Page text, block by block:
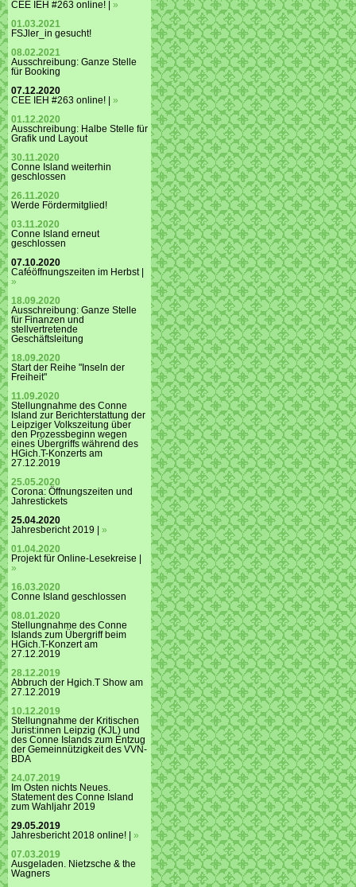
CEE IEH #263 online! | »
01.03.2021
FSJler_in gesucht!
08.02.2021
Ausschreibung: Ganze Stelle
für Booking
07.12.2020
CEE IEH #263 online! | »
01.12.2020
Ausschreibung: Halbe Stelle für
Grafik und Layout
30.11.2020
Conne Island weiterhin
geschlossen
26.11.2020
Werde Fördermitglied!
03.11.2020
Conne Island erneut
geschlossen
07.10.2020
Caféöffnungszeiten im Herbst |
»
18.09.2020
Ausschreibung: Ganze Stelle
für Finanzen und
stellvertretende
Geschäftsleitung
18.09.2020
Start der Reihe "Inseln der
Freiheit"
11.09.2020
Stellungnahme des Conne
Island zur Berichterstattung der
Leipziger Volkszeitung über
den Prozessbeginn wegen
eines Übergriffs während des
HGich.T-Konzerts am
27.12.2019
25.05.2020
Corona: Öffnungszeiten und
Jahrestickets
25.04.2020
Jahresbericht 2019 | »
01.04.2020
Projekt für Online-Lesekreise |
»
16.03.2020
Conne Island geschlossen
08.01.2020
Stellungnahme des Conne
Islands zum Übergriff beim
HGich.T-Konzert am
27.12.2019
28.12.2019
Abbruch der Hgich.T Show am
27.12.2019
10.12.2019
Stellungnahme der Kritischen
Jurist:innen Leipzig (KJL) und
des Conne Islands zum Entzug
der Gemeinnützigkeit des VVN-
BDA
24.07.2019
Im Osten nichts Neues.
Statement des Conne Island
zum Wahljahr 2019
29.05.2019
Jahresbericht 2018 online! | »
07.03.2019
Ausgeladen. Nietzsche & the
Wagners